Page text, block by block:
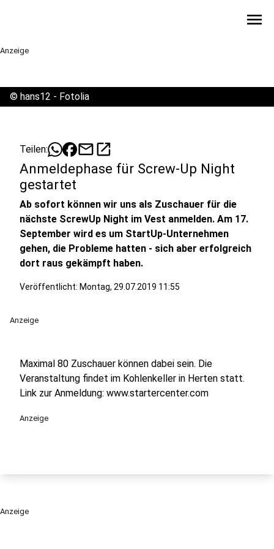
menu
Anzeige
© hans12 - Fotolia
Teilen: mailopen_in_new
Anmeldephase für Screw-Up Night
gestartet
Ab sofort können wir uns als Zuschauer für die
nächste ScrewUp Night im Vest anmelden. Am 17.
September wird es um StartUp-Unternehmen
gehen, die Probleme hatten - sich aber erfolgreich
dort raus gekämpft haben.
Veröffentlicht: Montag, 29.07.2019 11:55
Anzeige
Maximal 80 Zuschauer können dabei sein. Die
Veranstaltung findet im Kohlenkeller in Herten statt.
Link zur Anmeldung: www.startercenter.com
Anzeige
Anzeige